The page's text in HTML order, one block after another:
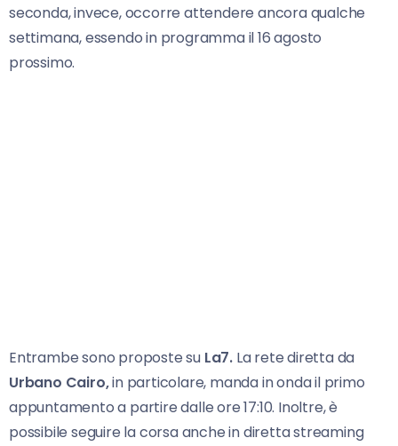
seconda, invece, occorre attendere ancora qualche
settimana, essendo in programma il 16 agosto
prossimo.
Entrambe sono proposte su La7. La rete diretta da
Urbano Cairo,in particolare, manda in onda il primo
appuntamento a partire dalle ore 17:10. Inoltre, è
possibile seguire la corsa anche in diretta streaming